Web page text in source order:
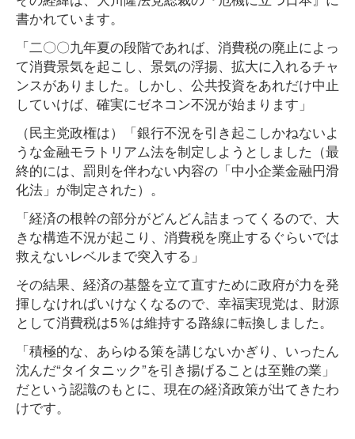
書かれています。
「二〇〇九年夏の段階であれば、消費税の廃止によっ
て消費景気を起こし、景気の浮揚、拡大に入れるチャ
ンスがありました。しかし、公共投資をあれだけ中止
していけば、確実にゼネコン不況が始まります」
（民主党政権は）「銀行不況を引き起こしかねないよ
うな金融モラトリアム法を制定しようとしました（最
終的には、罰則を伴わない内容の「中小企業金融円滑
化法」が制定された）。
「経済の根幹の部分がどんどん詰まってくるので、大
きな構造不況が起こり、消費税を廃止するぐらいでは
救えないレベルまで突入する」
その結果、経済の基盤を立て直すために政府が力を発
揮しなければいけなくなるので、幸福実現党は、財源
として消費税は5％は維持する路線に転換しました。
「積極的な、あらゆる策を講じないかぎり、いったん
沈んだ“タイタニック”を引き揚げることは至難の業」
だという認識のもとに、現在の経済政策が出てきたわ
けです。